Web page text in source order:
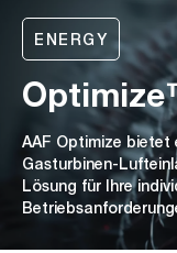
ENERGY
AAF Optimize bietet
Gasturbinen-
Lösung für Ihre